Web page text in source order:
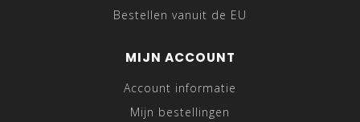
Bestellen vanuit de EU
MIJN ACCOUNT
Account informatie
Mijn bestellingen